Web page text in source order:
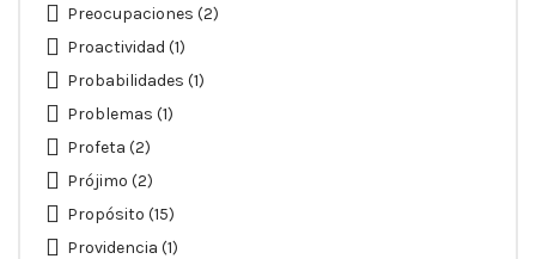
Preocupaciones (2)
Proactividad (1)
Probabilidades (1)
Problemas (1)
Profeta (2)
Prójimo (2)
Propósito (15)
Providencia (1)